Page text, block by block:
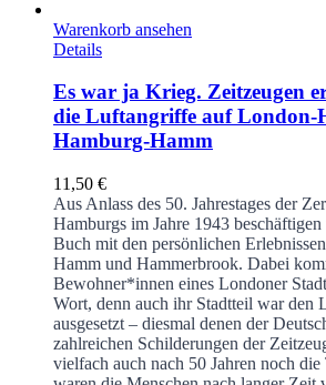
Warenkorb ansehen
Details
Es war ja Krieg. Zeitzeugen
die Luftangriffe auf London-
Hamburg-Hamm
11,50 €
Aus Anlass des 50. Jahrestages der
Hamburgs im Jahre 1943
Buch mit den persönlichen
Hamm und Hammerbrook. Dabei
Bewohner*innen eines Londoner
Wort, denn auch ihr Stadtteil war den
ausgesetzt – diesmal denen der
zahlreichen Schilderungen der
vielfach auch nach 50 Jahren noch die